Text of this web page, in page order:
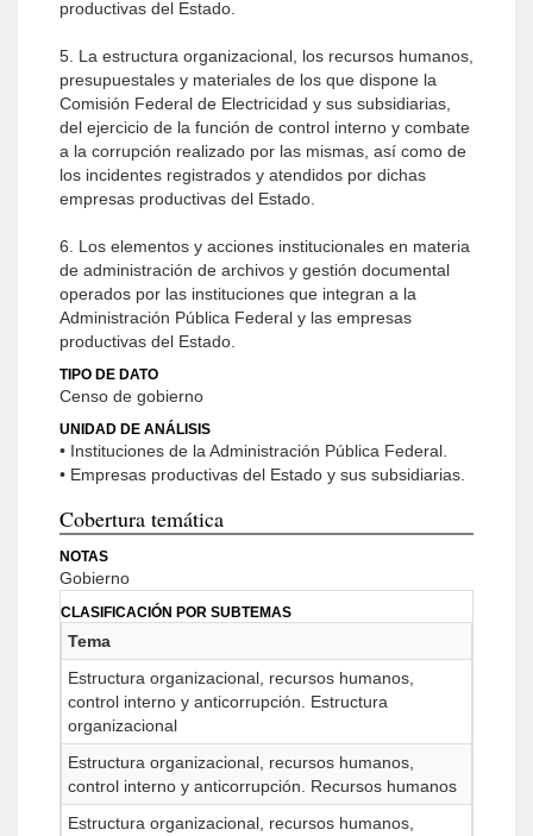
productivas del Estado.
5. La estructura organizacional, los recursos humanos,
presupuestales y materiales de los que dispone la
Comisión Federal de Electricidad y sus subsidiarias,
del ejercicio de la función de control interno y combate
a la corrupción realizado por las mismas, así como de
los incidentes registrados y atendidos por dichas
empresas productivas del Estado.
6. Los elementos y acciones institucionales en materia
de administración de archivos y gestión documental
operados por las instituciones que integran a la
Administración Pública Federal y las empresas
productivas del Estado.
TIPO DE DATO
Censo de gobierno
UNIDAD DE ANÁLISIS
• Instituciones de la Administración Pública Federal.
• Empresas productivas del Estado y sus subsidiarias.
Cobertura temática
NOTAS
Gobierno
CLASIFICACIÓN POR SUBTEMAS
Tema
Estructura organizacional, recursos humanos,
control interno y anticorrupción. Estructura
organizacional
Estructura organizacional, recursos humanos,
control interno y anticorrupción. Recursos humanos
Estructura organizacional, recursos humanos,